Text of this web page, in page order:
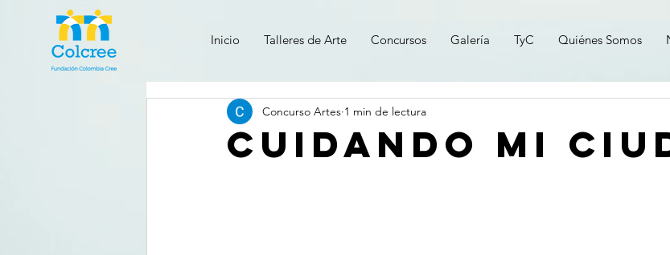
Inicio Talleres de Arte Concursos Galería TyC Quiénes Somos
CUIDANDO MI
Concurso Artes 1 min de lectura